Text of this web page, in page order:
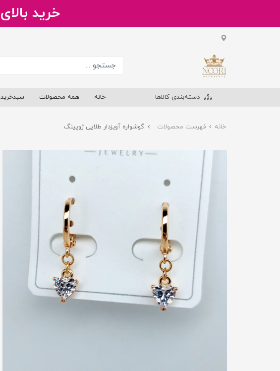
خرید بالای 900 هزار تومان ارسال رایگان
دسته‌بندی کالاها خانه همه محصولات سبدخرید
خانه فهرست محصولات گوشواره آویزدار طلایی ژوپینگ